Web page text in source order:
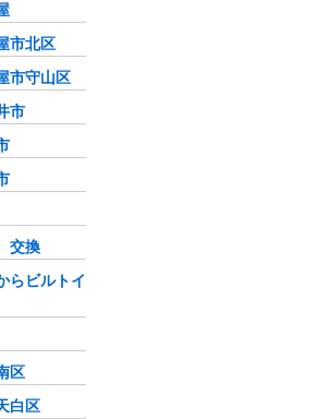
市北区
市守山区
市
交換
らビルトイ
区
白区